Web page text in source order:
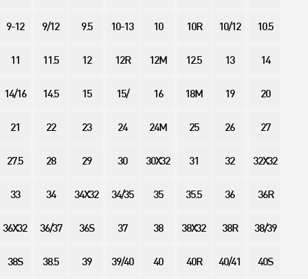
9-12 9/12 9.5 10-13 10 10R 10/12 10.5
11 11.5 12 12R 12M 12.5 13 14
14/16 14.5 15 15/ 16 18M 19 20
21 22 23 24 24M 25 26 27
27.5 28 29 30 30X32 31 32 32X32
33 34 34X32 34/35 35 35.5 36 36R
36X32 36/37 36S 37 38 38X32 38R 38/39
38S 38.5 39 39/40 40 40R 40/41 40S